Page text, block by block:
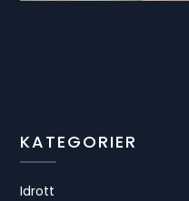
KATEGORIER
Idrott